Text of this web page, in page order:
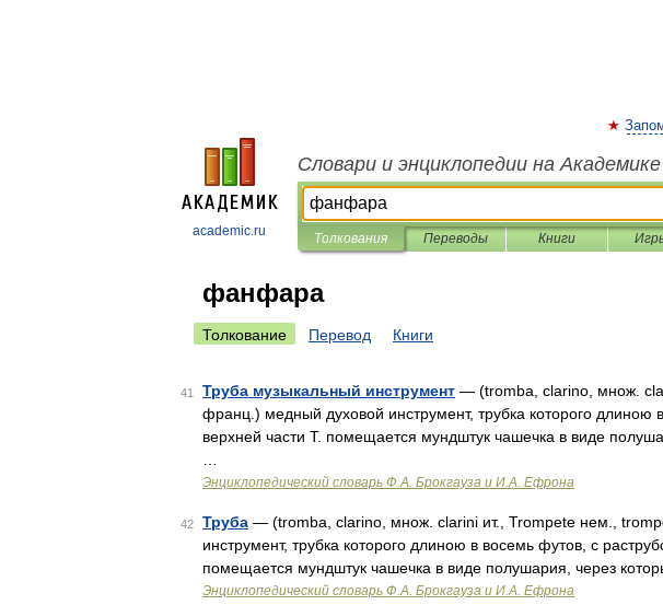
academic.ru
Словари и энциклопедии на Академике
Толкования Переводы Книги
фанфара
Толкование Перевод Книги
41 Труба музыкальный инструмент — (tromba, clarino, множ.
франц.) медный духовой инструмент, трубка которого длиною
верхней части Т. помещается мундштук чашечка в виде
Энциклопедический словарь Ф.А. Брокгауза и И.А. Ефрона
42 Труба — (tromba, clarino, множ. clarini ит., Trompete нем.,
инструмент, трубка которого длиною в восемь футов, с
помещается мундштук чашечка в виде полушария, через
Энциклопедический словарь Ф.А. Брокгауза и И.А. Ефрона